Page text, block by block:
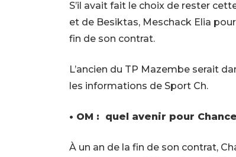
S’il avait fait le choix de rester
et de Besiktas, Meschack Elia
fin de son contrat.
L’ancien du TP Mazembe serait
les informations de Sport Ch.
• OM : quel avenir pour
À un an de la fin de son contrat,